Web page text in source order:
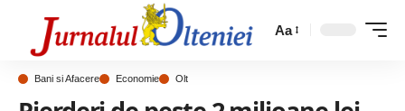
Aa
Bani si Afacere Economie Olt